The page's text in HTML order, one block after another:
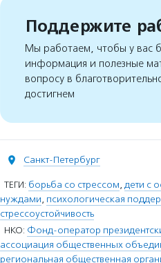
Поддержите
Мы работаем, чтобы у вас
информация и полезные
вопросу в
достигнем
Санкт-Петербург
ТЕГИ: борьба со стрессом, дети с
нуждами, психологическая
стрессоустойчивость
НКО: Фонд-оператор
ассоциация общественных
региональная общественная